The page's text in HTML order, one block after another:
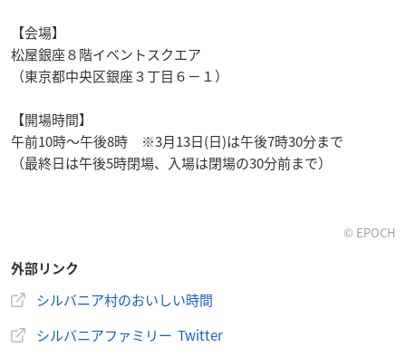
【会場】
松屋銀座８階イベントスクエア
（東京都中央区銀座３丁目６−１）
【開場時間】
午前10時～午後8時 ※3月13日(日)は午後7時30分まで
（最終日は午後5時閉場、入場は閉場の30分前まで）
© EPOCH
外部リンク
シルバニア村のおいしい時間
シルバニアファミリー Twitter